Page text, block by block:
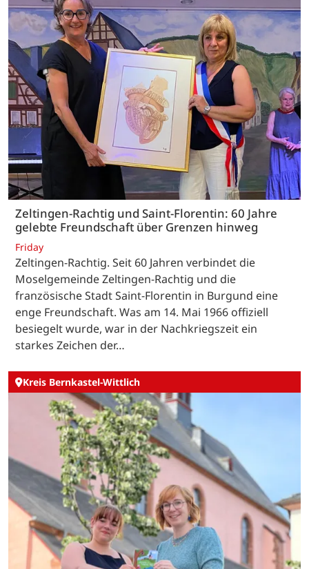
Zeltingen-Rachtig und Saint-Florentin: 60 Jahre
gelebte Freundschaft über Grenzen hinweg
Friday
Zeltingen-Rachtig. Seit 60 Jahren verbindet die
Moselgemeinde Zeltingen-Rachtig und die
französische Stadt Saint-Florentin in Burgund eine
enge Freundschaft. Was am 14. Mai 1966 offiziell
besiegelt wurde, war in der Nachkriegszeit ein
starkes Zeichen der…
Kreis Bernkastel-Wittlich